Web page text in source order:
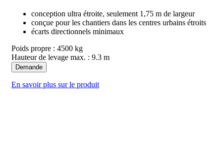
conception ultra étroite, seulement 1,75 m de largeur
conçue pour les chantiers dans les centres urbains étroits
écarts directionnels minimaux
Poids propre : 4500 kg
Hauteur de levage max. : 9.3 m
Demande
En savoir plus sur le produit